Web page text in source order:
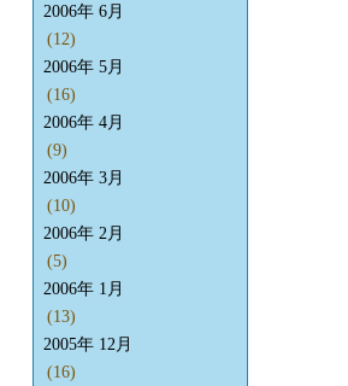
2006年 6月
(12)
2006年 5月
(16)
2006年 4月
(9)
2006年 3月
(10)
2006年 2月
(5)
2006年 1月
(13)
2005年 12月
(16)